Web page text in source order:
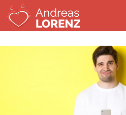
Zum
Inhalt
springen